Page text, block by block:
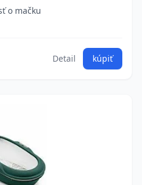
o mačku
Detail kúpiť